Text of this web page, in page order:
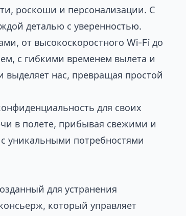
роскоши и персонализации. С
деталью с уверенностью.
от высокоскоростного Wi-Fi до
с гибкими временем вылета и
нас, превращая простой
для своих
в полете, прибывая свежими и
уникальными потребностями
для устранения
который управляет